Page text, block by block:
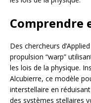
Comprendre
Des chercheurs
propulsion “warp”
les lois de la physique.
Alcubierre, ce modèle
interstellaire en
des systèmes stellaires